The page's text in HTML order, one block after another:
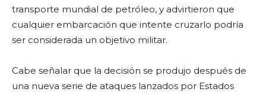
transporte mundial de petróleo, y advirtieron que
cualquier embarcación que intente cruzarlo podría
ser considerada un objetivo militar.
Cabe señalar que la decisión se produjo después de
una nueva serie de ataques lanzados por Estados